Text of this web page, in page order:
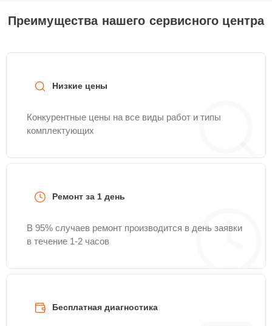
Преимущества нашего сервисного центра
Низкие цены
Конкурентные цены на все виды работ и типы
комплектующих
Ремонт за 1 день
В 95% случаев ремонт производится в день заявки
в течение 1-2 часов
Бесплатная диагностика